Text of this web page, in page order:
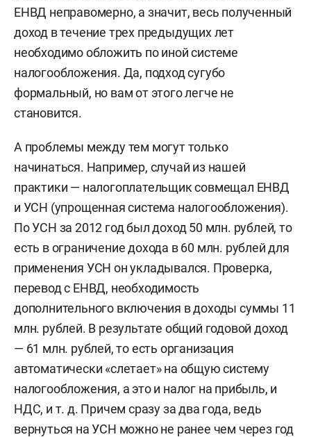
ЕНВД неправомерно, а значит, весь полученный
доход в течение трех предыдущих лет
необходимо обложить по иной системе
налогообложения. Да, подход сугубо
формальный, но вам от этого легче не
становится.
А проблемы между тем могут только
начинаться. Например, случай из нашей
практики — налогоплательщик совмещал ЕНВД
и УСН (упрощенная система налогообложения).
По УСН за 2012 год был доход 50 млн. рублей, то
есть в ограничение дохода в 60 млн. рублей для
применения УСН он укладывался. Проверка,
перевод с ЕНВД, необходимость
дополнительного включения в доходы суммы 11
млн. рублей. В результате общий годовой доход
— 61 млн. рублей, то есть организация
автоматически «слетает» на общую систему
налогообложения, а это и налог на прибыль, и
НДС, и т. д. Причем сразу за два года, ведь
вернуться на УСН можно не ранее чем через год